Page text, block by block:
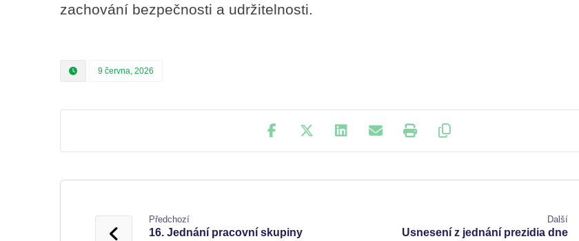
zachování bezpečnosti a udržitelnosti.
9 června, 2026
Předchozí
16. Jednání pracovní skupiny
Další
Usnesení z jednání prezidia dne